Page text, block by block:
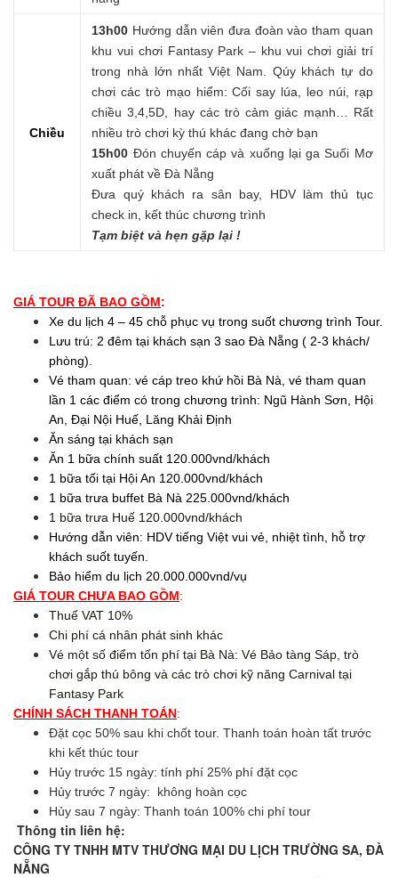
Chiều
13h00 Hướng dẫn viên đưa đoàn vào tham quan
khu vui chơi Fantasy Park – khu vui chơi giải trí
trong nhà lớn nhất Việt Nam. Qúy khách tự do
chơi các trò mạo hiểm: Cối say lúa, leo núi, rạp
chiều 3,4,5D, hay các trò cảm giác mạnh… Rất
nhiều trò chơi kỳ thú khác đang chờ bạn
15h00 Đón chuyến cáp và xuống lại ga Suối Mơ
xuất phát về Đà Nẵng
Đưa quý khách ra sân bay, HDV làm thủ tục
check in, kết thúc chương trình
Tạm biệt và hẹn gặp lại !
GIÁ TOUR ĐÃ BAO GỒM:
Xe du lịch 4 – 45 chỗ phục vụ trong suốt chương trình Tour.
Lưu trú: 2 đêm tại khách sạn 3 sao Đà Nẵng ( 2-3 khách/
phòng).
Vé tham quan: vé cáp treo khứ hồi Bà Nà, vé tham quan
lần 1 các điểm có trong chương trình: Ngũ Hành Sơn, Hội
An, Đại Nội Huế, Lăng Khải Định
Ăn sáng tại khách sạn
Ăn 1 bữa chính suất 120.000vnd/khách
1 bữa tối tại Hội An 120.000vnd/khách
1 bữa trưa buffet Bà Nà 225.000vnd/khách
1 bữa trưa Huế 120.000vnd/khách
Hướng dẫn viên: HDV tiếng Việt vui vẻ, nhiệt tình, hỗ trợ
khách suốt tuyến.
Bảo hiểm du lịch 20.000.000vnd/vụ
GIÁ TOUR CHƯA BAO GỒM:
Thuế VAT 10%
Chi phí cá nhân phát sinh khác
Vé một số điểm tốn phí tại Bà Nà: Vé Bảo tàng Sáp, trò
chơi gắp thú bông và các trò chơi kỹ năng Carnival tại
Fantasy Park
CHÍNH SÁCH THANH TOÁN:
Đặt cọc 50% sau khi chốt tour. Thanh toán hoàn tất trước
khi kết thúc tour
Hủy trước 15 ngày: tính phí 25% phí đặt cọc
Hủy trước 7 ngày: không hoàn cọc
Hủy sau 7 ngày: Thanh toán 100% chi phí tour
Thông tin liên hệ:
CÔNG TY TNHH MTV THƯƠNG MẠI DU LỊCH TRƯỜNG SA, ĐÀ
NẴNG